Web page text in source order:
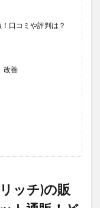
口コミや評判は？
改善
ッチ)の販